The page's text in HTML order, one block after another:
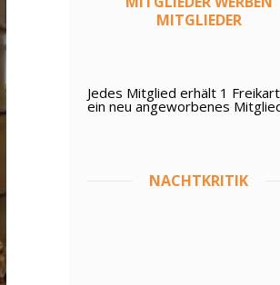
MITGLIEDER
Jedes Mitglied erhält 1
ein neu angeworbenes
NACHTKRITIK